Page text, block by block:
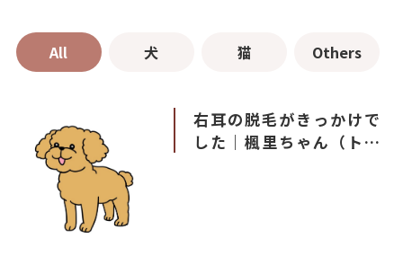
All 犬 猫 Others
右耳の脱毛がきっかけで
した｜楓里ちゃん（トイ